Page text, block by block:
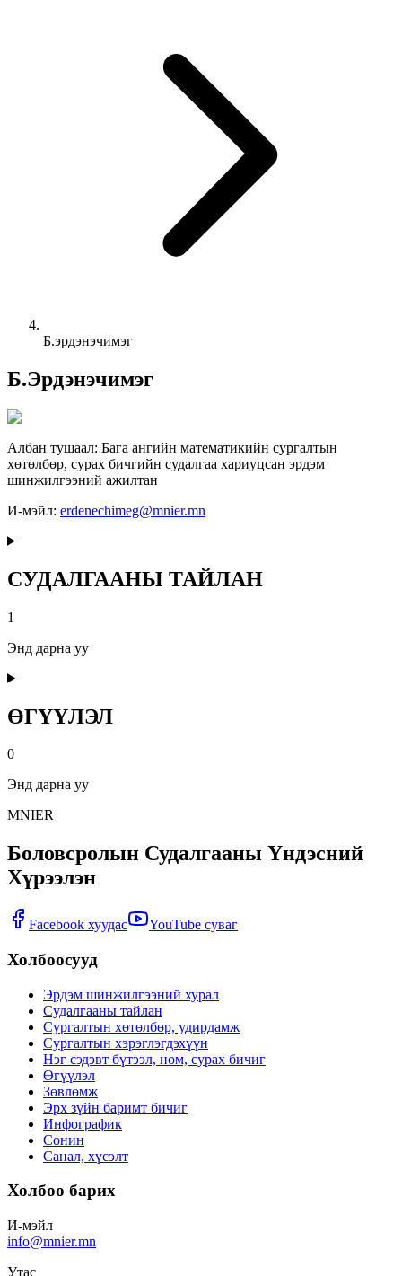
Б.эрдэнэчимэг
Б.Эрдэнэчимэг
Албан тушаал: Бага ангийн математикийн сургалтын
хөтөлбөр, сурах бичгийн судалгаа хариуцсан эрдэм
шинжилгээний ажилтан
И-мэйл: erdenechimeg@mnier.mn
СУДАЛГААНЫ ТАЙЛАН
1
Энд дарна уу
ӨГҮҮЛЭЛ
0
Энд дарна уу
MNIER
Боловсролын Судалгааны Үндэсний
Хүрээлэн
Facebook хуудас YouTube суваг
Холбоосууд
Эрдэм шинжилгээний хурал
Судалгааны тайлан
Сургалтын хөтөлбөр, удирдамж
Сургалтын хэрэглэгдэхүүн
Нэг сэдэвт бүтээл, ном, сурах бичиг
Өгүүлэл
Зөвлөмж
Эрх зүйн баримт бичиг
Инфографик
Сонин
Санал, хүсэлт
Холбоо барих
И-мэйл
info@mnier.mn
Утас